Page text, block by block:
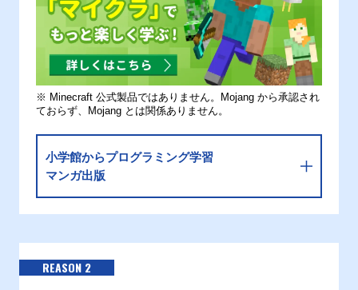
※ Minecraft 公式製品ではありません。Mojang から承認され
ておらず、Mojang とは関係ありません。
小学館からプログラミング学習
マンガ出版
REASON 2